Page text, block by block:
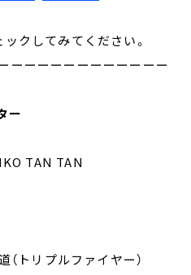
クしてみてください。
ーーーーーーーーーーーー
ー
TAN TAN
トリプルファイヤー）